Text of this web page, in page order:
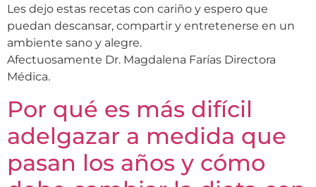
Les dejo estas recetas con cariño y espero que
puedan descansar, compartir y entretenerse en un
ambiente sano y alegre.
Afectuosamente Dr. Magdalena Farías Directora
Médica.
Por qué es más difícil
adelgazar a medida que
pasan los años y cómo